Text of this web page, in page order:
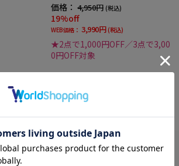
価格： 4,950円 (税込)
19%off
WEB価格： 3,990円 (税込)
★2点で1,000円OFF／3点で3,00
0円OFF対象
more
あなたへのおすすめ